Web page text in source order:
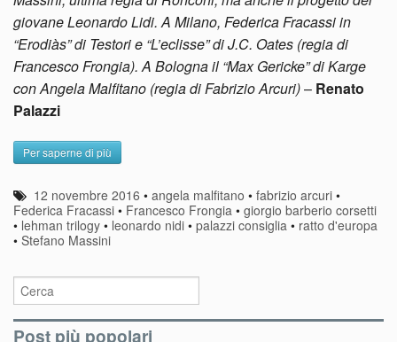
giovane Leonardo Lidi. A Milano, Federica Fracassi in
“Erodiàs” di Testori e “L’eclisse” di J.C. Oates (regia di
Francesco Frongia). A Bologna il “Max Gericke” di Karge
con Angela Malfitano (regia di Fabrizio Arcuri)– Renato
Palazzi
Per saperne di più
12 novembre 2016 •angela malfitano •fabrizio arcuri •
Federica Fracassi • Francesco Frongia • giorgio barberio corsetti
• lehman trilogy • leonardo nidi • palazzi consiglia • ratto d'europa
• Stefano Massini
Post più popolari